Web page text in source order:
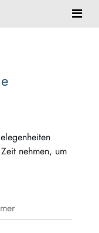
nehmen, um